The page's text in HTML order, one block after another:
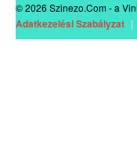
© 2026 Szinezo.Com - a
Adatkezelési Szabályzat |